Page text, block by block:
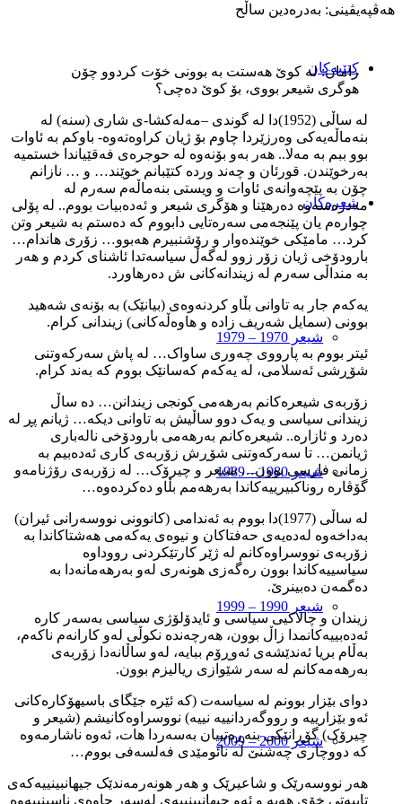
کتێبەکان
شعرەکان
شیعر 1970 – 1979
شیعر 1980 – 1989
شیعر 1990 – 1999
شیعر 2000 – 2009
هەڤپەیڤینی: بەدرەدین ساڵح
رامان: لە کوێ هەستت بە بوونی خۆت کردوو چۆن
هوگری شیعر بووی، بۆ کوێ دەچی؟
لە ساڵی (1952)دا لە گوندی –مەلەکشا-ی شاری (سنە) لە
بنەماڵەیەکی وەرزێردا چاوم بۆ ژیان کراوەتەوە- باوکم بە ئاوات
بوو ببم بە مەلا.. هەر بەو بۆنەوە لە حوجرەی فەقێیاندا خستمیە
بەرخوێندن. قورئان و چەند وردە کتێبانم خوێند… و … نازانم
چۆن بە پێچەوانەی ئاوات و ویستی بنەماڵەم سەرم لە
مەدرەسەوە دەرهێنا و هۆگری شیعر و ئەدەبیات بووم.. لە پۆلی
چوارەم یان پێنجەمی سەرەتایی دابووم کە دەستم بە شیعر وتن
کرد… مامێکی خوێندەوار و رۆشنبیرم هەبوو… زۆری هاندام…
بارودۆخی ژیان زۆر زوو لەگەڵ سیاسەتدا ئاشنای کردم و هەر
بە منداڵی سەرم لە زیندانەکانی ش دەرهاورد.
یەکەم جار بە تاوانی بڵاو کردنەوەی (بیانێک) بە بۆنەی شەهید
بوونی (سمایل شەریف زادە و هاوەڵەکانی) زیندانی کرام.
ئیتر بووم بە پارووی چەوری ساواک… لە پاش سەرکەوتنی
شۆڕشی ئەسلامی، لە یەکەم کەسانێک بووم کە بەند کرام.
زۆربەی شیعرەکانم بەرهەمی کونجی زیندانن… دە ساڵ
زیندانی سیاسی و یەک دوو ساڵیش بە تاوانی دیکە… ژیانم پڕ لە
دەرد و ئازارە.. شیعرەکانم بەرهەمی بارودۆخی نالەباری
ژیانمن… تا سەرکەوتنی شۆڕش زۆربەی کاری ئەدەبیم بە
زمانی فارسی بوون… شیعر و چیرۆک… لە زۆربەی رۆژنامەو
گۆڤارە روناکبیرییەکاندا بەرهەمم بڵاو دەکردەوە…
لە ساڵی (1977)دا بووم بە ئەندامی (کانوونی نووسەرانی ئیران)
بەداخەوە لەدەیەی حەفتاکان و نیوەی یەکەمی هەشتاکاندا بە
زۆربەی نووسراوەکانم لە ژێر کارتێکردنی رووداوە
سیاسییەکاندا بوون رەگەزی هونەری لەو بەرهەمانەدا بە
دەگمەن دەبینرێ.
زیندان و چالاکیی سیاسی و ئایدۆلۆژی سیاسی بەسەر کارە
ئەدەبییەکانمدا زاڵ بوون، هەرچەندە نکوڵی لەو کارانەم ناکەم،
بەڵام بریا ئەندێشەی ئەوڕۆم ببایە، لەو ساڵانەدا زۆربەی
بەرهەمەکانم لە سەر شێوازی ریالیزم بوون.
دوای بێزار بوونم لە سیاسەت (کە ئێرە جێگای باسیهۆکارەکانی
ئەو بێزارییە و رووگەردانییە نییە) نووسراوەکانیشم (شیعر و
چیرۆک) گۆڕانێکی بنەڕەتییان بەسەردا هات، ئەوە ناشارمەوە
کە دووچاری چەشنێ لە نائومێدی فەلسەفی بووم…
هەر نووسەرێک و شاعیرێک و هەر هونەرمەندێک جیهانبینییەکەی
تایبەتی خۆی هەیە و ئەو جیهانبینییەی لەسەر چاوەی ناسینییەوە